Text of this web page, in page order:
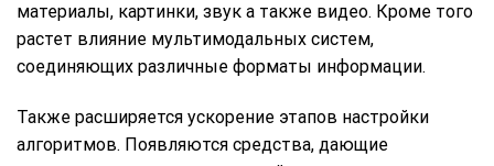
материалы, картинки, звук а также видео. Кроме того
растет влияние мультимодальных систем,
соединяющих различные форматы информации.
Также расширяется ускорение этапов настройки
алгоритмов. Появляются средства, дающие